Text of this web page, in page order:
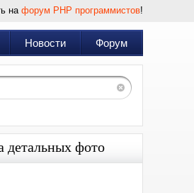
на форум PHP программистов!
Новости Форум
детальных фото